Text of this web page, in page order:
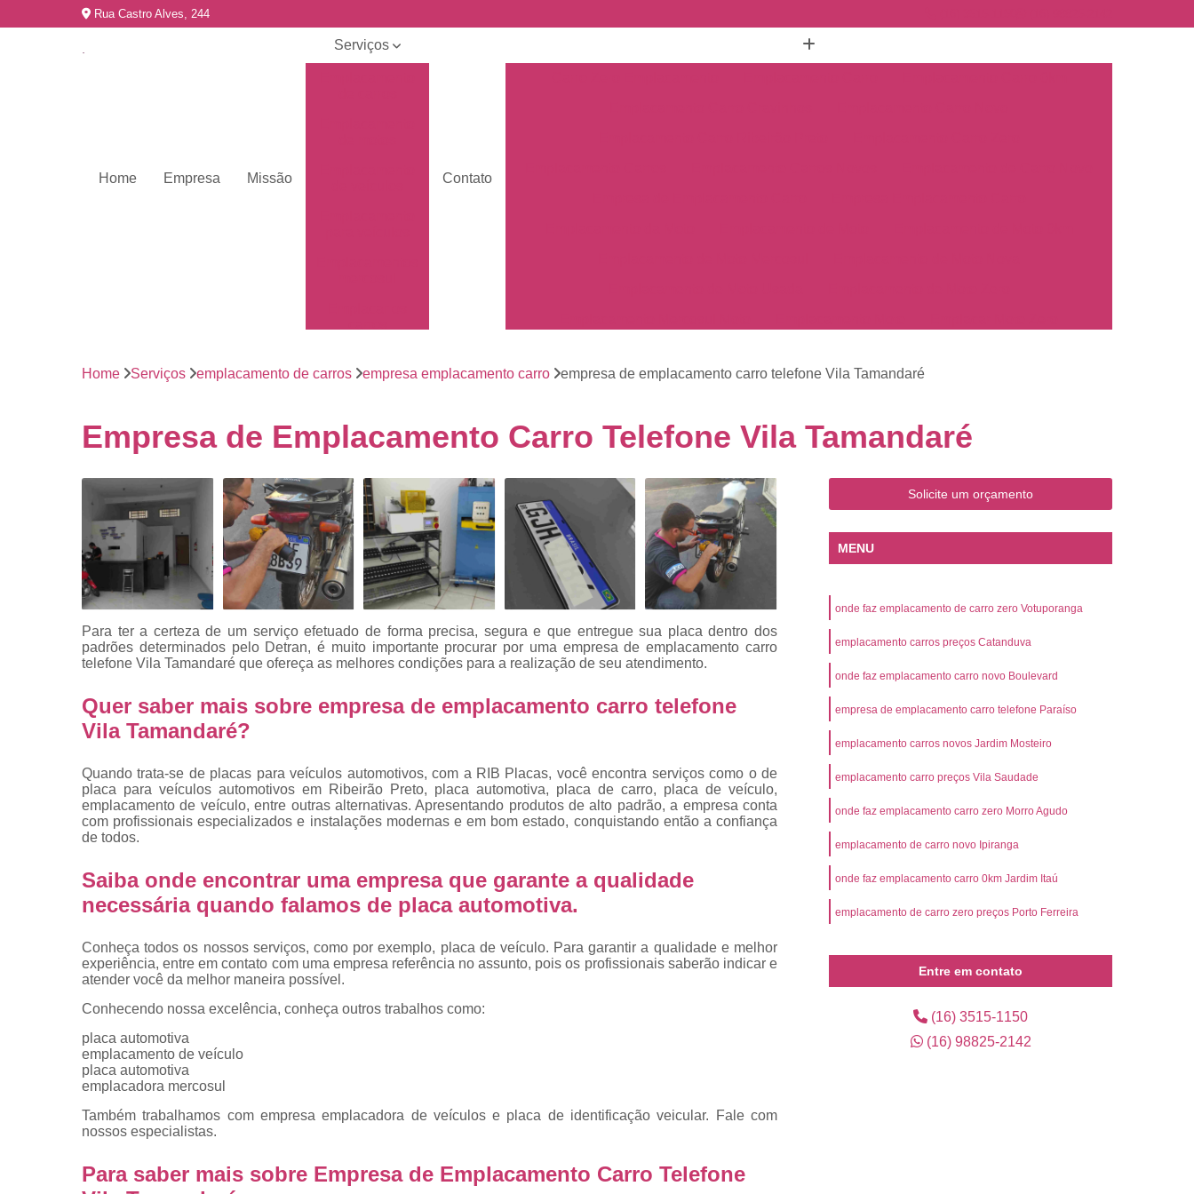
Rua Castro Alves, 244
Home Empresa Missão
Serviços
emplacamento
Placa de motos
Placas
automotivas
Placas de carro
Placas de
veículo
Placas
Placas modelo
mercosul
carro
Reforma de
placas
Troca de placas
de veículos
Trocas de
Contato
Emplacamento da Placa Mercosul
Emplacamento de Carro
Emplacamento de Veículo Pcd
Emplacamento de Veículo Placa Mercosul
Emplacamento do Carro
Emplacamento do Veículo
Emplacamento Veículos Novos
Emplacamento Veículos Zero
Detran Emplacamento de Veículo
Emplacamento de Veículo
Emplacamento de Veículo Cravinhos
Emplacamento de Veículo Novo
Emplacamento de Veículo Zero
Emplacamento Veículo Novo
Emplacamento Veículo Zero
Emplacamento Veículos
Processo de Emplacamento de Veículo Zero
Detran Emplacamento Mercosul
Emplacamento Mercosul
Emplacamento Mercosul Preço
Emplacamento Mercosul Ribeirão Preto
Emplacamento Mercosul Valor
Emplacamento Placa Mercosul
Preço Emplacamento Mercosul
Qual o Valor do Emplacamento da Placa Mercosul
Valor Emplacamento Mercosul
Emplacar Carro Cravinhos
Emplacar Carro Ribeirão Preto
Emplacar o Veículo
Emplacar o Veículo Novo
Emplacar Veículo
Emplacar Veículo Novo
Emplacar Veículo Zero
Empresa Credenciada para Emplacamento
Empresa de Emplacamento Credenciada
Empresa de Emplacamento de Carros
Emplacadora de Veículos
Home Serviços emplacamento de carros empresa emplacamento carro empresa de emplacamento carro telefone Vila Tamandaré
Empresa de Emplacamento Carro Telefone Vila Tamandaré
Para ter a certeza de um serviço efetuado de forma precisa, segura e que entregue sua placa dentro dos
padrões determinados pelo Detran, é muito importante procurar por uma empresa de emplacamento carro
telefone Vila Tamandaré que ofereça as melhores condições para a realização de seu atendimento.
Quer saber mais sobre empresa de emplacamento carro telefone
Vila Tamandaré?
Quando trata-se de placas para veículos automotivos, com a RIB Placas, você encontra serviços como o de
placa para veículos automotivos em Ribeirão Preto, placa automotiva, placa de carro, placa de veículo,
emplacamento de veículo, entre outras alternativas. Apresentando produtos de alto padrão, a empresa conta
com profissionais especializados e instalações modernas e em bom estado, conquistando então a confiança
de todos.
Saiba onde encontrar uma empresa que garante a qualidade
necessária quando falamos de placa automotiva.
Conheça todos os nossos serviços, como por exemplo, placa de veículo. Para garantir a qualidade e melhor
experiência, entre em contato com uma empresa referência no assunto, pois os profissionais saberão indicar e
atender você da melhor maneira possível.
Conhecendo nossa excelência, conheça outros trabalhos como:
placa automotiva
emplacamento de veículo
placa automotiva
emplacadora mercosul
Também trabalhamos com empresa emplacadora de veículos e placa de identificação veicular. Fale com
nossos especialistas.
Para saber mais sobre Empresa de Emplacamento Carro Telefone
Solicite um orçamento
MENU
onde faz emplacamento de carro zero Votuporanga
emplacamento carros preços Catanduva
onde faz emplacamento carro novo Boulevard
empresa de emplacamento carro telefone Paraíso
emplacamento carros novos Jardim Mosteiro
emplacamento carro preços Vila Saudade
onde faz emplacamento carro zero Morro Agudo
emplacamento de carro novo Ipiranga
onde faz emplacamento carro 0km Jardim Itaú
emplacamento de carro zero preços Porto Ferreira
Entre em contato
(16) 3515-1150
(16) 98825-2142